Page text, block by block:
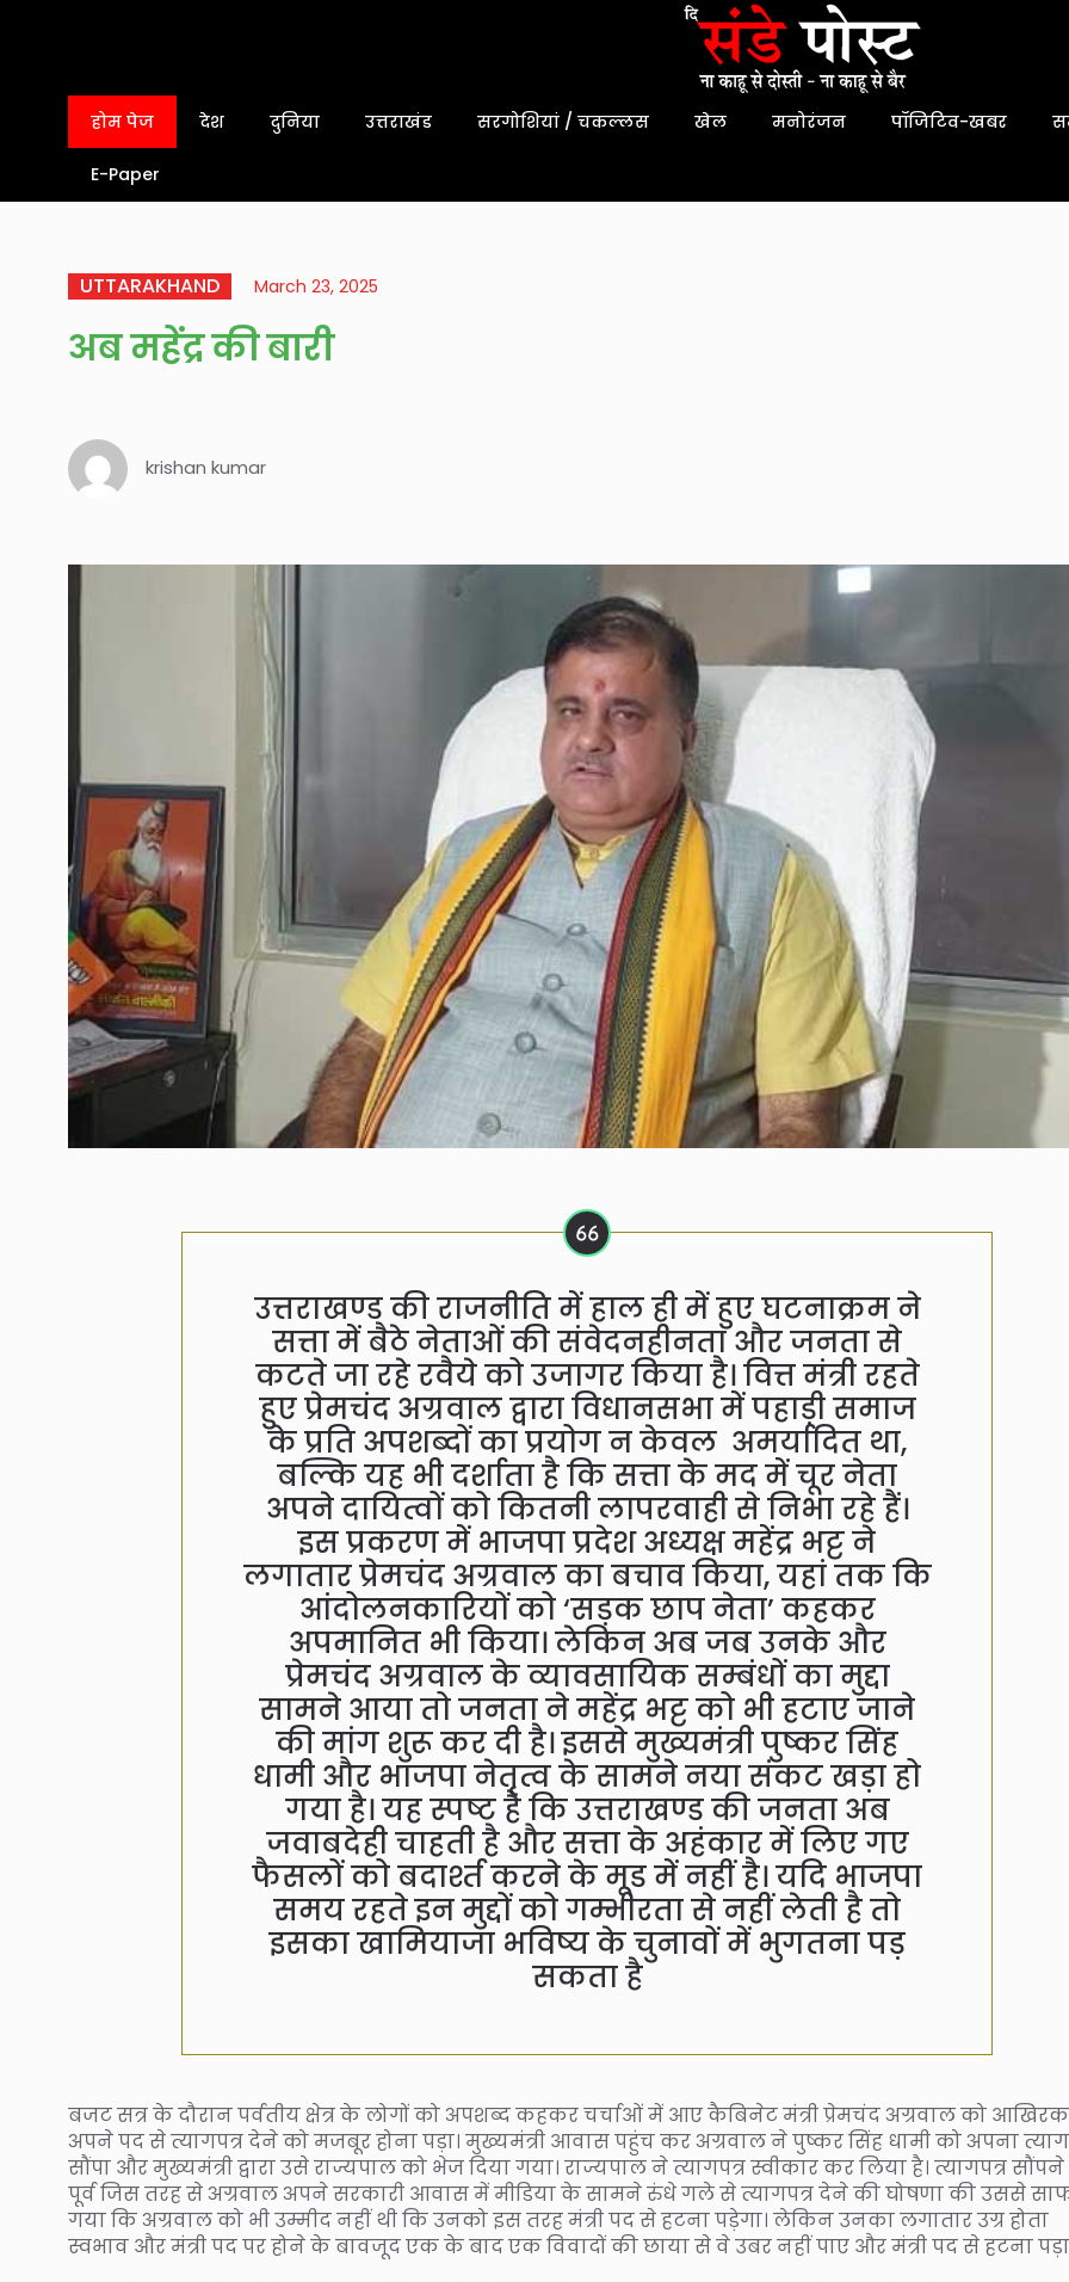
होम पेज देश दुनिया उत्तराखंड सरगोशियां / चकल्लस खेल मनोरंजन पॉजिटिव-खबर
E-Paper
UTTARAKHAND March 23, 2025
अब महेंद्र की बारी
krishan kumar
उत्तराखण्ड की राजनीति में हाल ही में हुए घटनाक्रम ने
सत्ता में बैठे नेताओं की संवेदनहीनता और जनता से
कटते जा रहे रवैये को उजागर किया है। वित्त मंत्री रहते
हुए प्रेमचंद अग्रवाल द्वारा विधानसभा में पहाड़ी समाज
के प्रति अपशब्दों का प्रयोग न केवल अमर्यादित था,
बल्कि यह भी दर्शाता है कि सत्ता के मद में चूर नेता
अपने दायित्वों को कितनी लापरवाही से निभा रहे हैं।
इस प्रकरण में भाजपा प्रदेश अध्यक्ष महेंद्र भट्ट ने
लगातार प्रेमचंद अग्रवाल का बचाव किया, यहां तक कि
आंदोलनकारियों को ‘सड़क छाप नेता’ कहकर
अपमानित भी किया। लेकिन अब जब उनके और
प्रेमचंद अग्रवाल के व्यावसायिक सम्बंधों का मुद्दा
सामने आया तो जनता ने महेंद्र भट्ट को भी हटाए जाने
की मांग शुरू कर दी है। इससे मुख्यमंत्री पुष्कर सिंह
धामी और भाजपा नेतृत्व के सामने नया संकट खड़ा हो
गया है। यह स्पष्ट है कि उत्तराखण्ड की जनता अब
जवाबदेही चाहती है और सत्ता के अहंकार में लिए गए
फैसलों को बदार्श्त करने के मूड में नहीं है। यदि भाजपा
समय रहते इन मुद्दों को गम्भीरता से नहीं लेती है तो
इसका खामियाजा भविष्य के चुनावों में भुगतना पड़
सकता है
बजट सत्र के दौरान पर्वतीय क्षेत्र के लोगों को अपशब्द कहकर चर्चाओं में आए कैबिनेट मंत्री प्रेमचंद अग्रवाल को
अपने पद से त्यागपत्र देने को मजबूर होना पड़ा। मुख्यमंत्री आवास पहुंच कर अग्रवाल ने पुष्कर सिंह धामी को अपना
सौंपा और मुख्यमंत्री द्वारा उसे राज्यपाल को भेज दिया गया। राज्यपाल ने त्यागपत्र स्वीकार कर लिया है। त्यागपत्र
पूर्व जिस तरह से अग्रवाल अपने सरकारी आवास में मीडिया के सामने रुंधे गले से त्यागपत्र देने की घोषणा की उससे
गया कि अग्रवाल को भी उम्मीद नहीं थी कि उनको इस तरह मंत्री पद से हटना पड़ेगा। लेकिन उनका लगातार उग्र होता
स्वभाव और मंत्री पद पर होने के बावजूद एक के बाद एक विवादों की छाया से वे उबर नहीं पाए और मंत्री पद से हटना